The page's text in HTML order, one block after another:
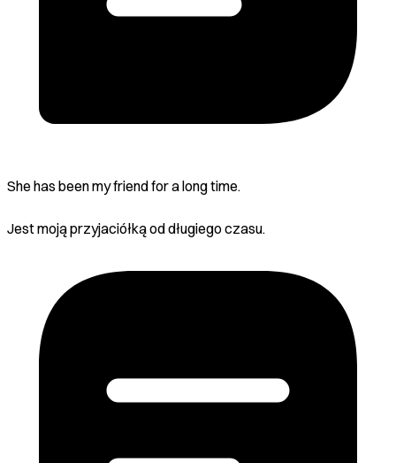
She has been my friend for a long time.
Jest moją przyjaciółką od długiego czasu.